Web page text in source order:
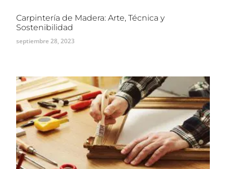
Carpintería de Madera: Arte, Técnica y
Sostenibilidad
septiembre 28, 2023